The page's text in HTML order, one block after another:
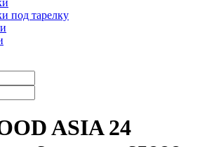
под тарелку
ASIA 24